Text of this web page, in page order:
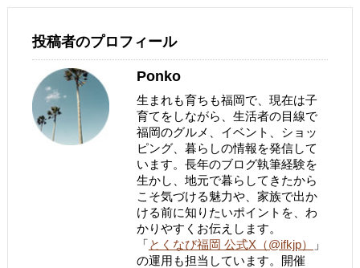
投稿者のプロフィール
Ponko
生まれも育ちも福岡で、現在は子
育てをしながら、生活者の目線で
福岡のグルメ、イベント、ショッ
ピング、暮らしの情報を発信して
います。長年のブログ執筆経験を
生かし、地元で暮らしてきたから
こそ気づける魅力や、家族で出か
ける前に知りたいポイントを、わ
かりやすくお伝えします。
「とくなび福岡 公式X（@ifkjp）
」
の運用も担当しています。開催